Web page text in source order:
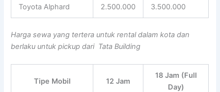
Toyota Alphard 2.500.000 3.500.000
Harga sewa yang tertera untuk rental dalam kota dan
berlaku untuk pickup dari Tata Building
Tipe Mobil 12 Jam
18 Jam (Full
Day)